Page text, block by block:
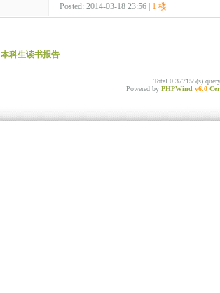
Posted: 2014-03-18 23:56 | 1 楼
本科生读书报告
Total 0.377155(s)
Powered by PHPWind v6.0